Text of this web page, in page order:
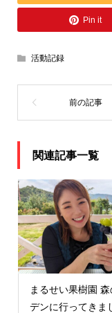
Pin it
活動記録
関連記事一覧
まるせい果樹園
デンに行ってきま